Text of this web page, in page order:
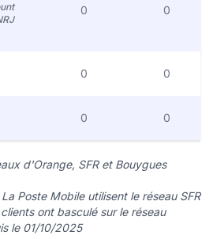
0 0
0 0
0 0
d'Orange, SFR et Bouygues
Poste Mobile utilisent le réseau SFR
ont basculé sur le réseau
le 01/10/2025